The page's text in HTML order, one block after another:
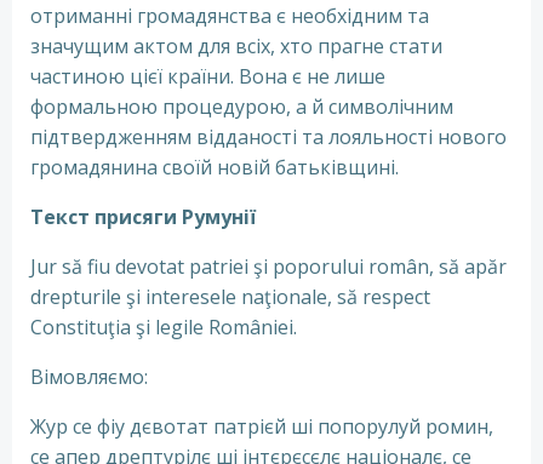
отриманні громадянства є необхідним та
значущим актом для всіх, хто прагне стати
частиною цієї країни. Вона є не лише
формальною процедурою, а й символічним
підтвердженням відданості та лояльності нового
громадянина своїй новій батьківщині.
Текст присяги Румунії
Jur să fiu devotat patriei şi poporului român, să apăr
drepturile şi interesele naţionale, să respect
Constituţia şi legile României.
Вімовляємо:
Жур се фіу дєвотат патрієй ші попорулуй ромин,
се апер дрептурілє ші інтєрєсєлє націоналє, се